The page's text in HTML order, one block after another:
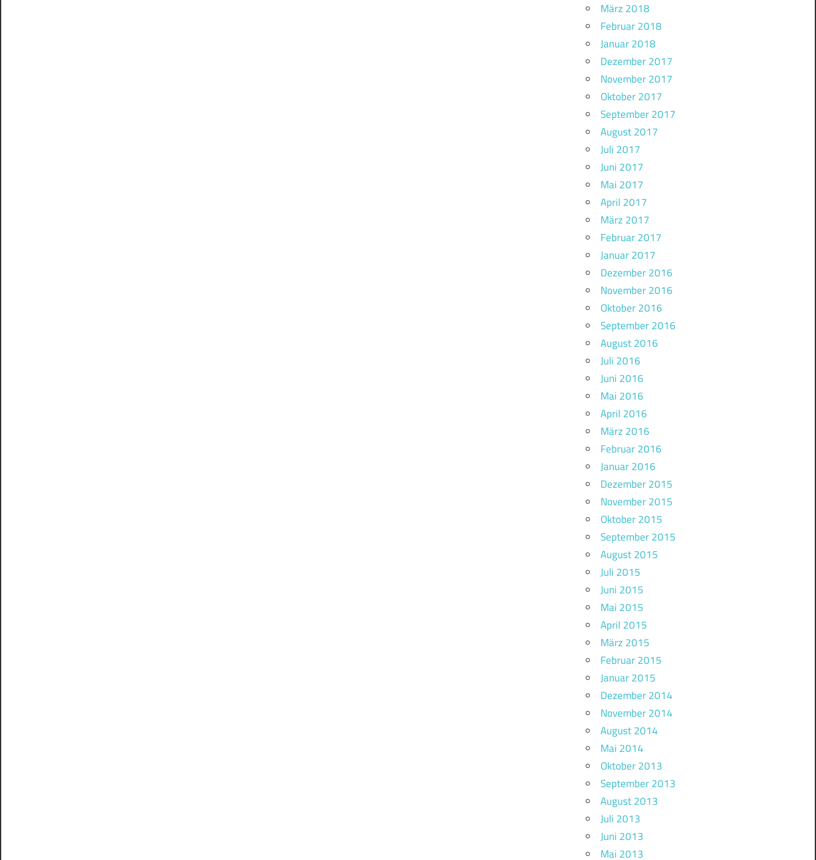
März 2018
Februar 2018
Januar 2018
Dezember 2017
November 2017
Oktober 2017
September 2017
August 2017
Juli 2017
Juni 2017
Mai 2017
April 2017
März 2017
Februar 2017
Januar 2017
Dezember 2016
November 2016
Oktober 2016
September 2016
August 2016
Juli 2016
Juni 2016
Mai 2016
April 2016
März 2016
Februar 2016
Januar 2016
Dezember 2015
November 2015
Oktober 2015
September 2015
August 2015
Juli 2015
Juni 2015
Mai 2015
April 2015
März 2015
Februar 2015
Januar 2015
Dezember 2014
November 2014
August 2014
Mai 2014
Oktober 2013
September 2013
August 2013
Juli 2013
Juni 2013
Mai 2013